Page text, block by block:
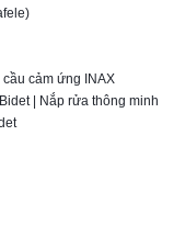
cảm ứng INAX
| Nắp rửa thông minh